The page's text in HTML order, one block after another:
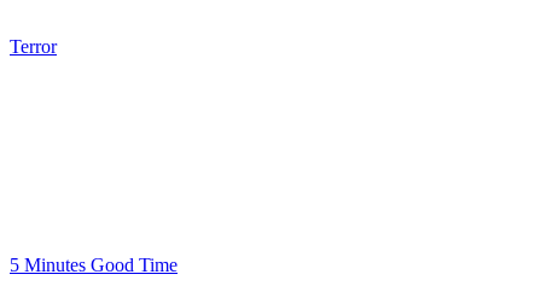
Terror
5 Minutes Good Time